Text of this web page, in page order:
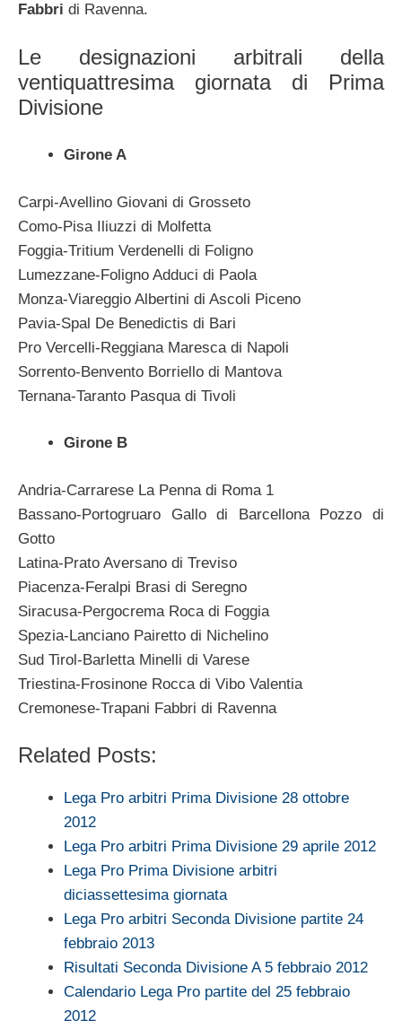
Fabbri di Ravenna.
Le designazioni arbitrali della
ventiquattresima giornata di Prima
Divisione
Girone A
Carpi-Avellino Giovani di Grosseto
Como-Pisa Iliuzzi di Molfetta
Foggia-Tritium Verdenelli di Foligno
Lumezzane-Foligno Adduci di Paola
Monza-Viareggio Albertini di Ascoli Piceno
Pavia-Spal De Benedictis di Bari
Pro Vercelli-Reggiana Maresca di Napoli
Sorrento-Benvento Borriello di Mantova
Ternana-Taranto Pasqua di Tivoli
Girone B
Andria-Carrarese La Penna di Roma 1
Bassano-Portogruaro Gallo di Barcellona Pozzo di
Gotto
Latina-Prato Aversano di Treviso
Piacenza-Feralpi Brasi di Seregno
Siracusa-Pergocrema Roca di Foggia
Spezia-Lanciano Pairetto di Nichelino
Sud Tirol-Barletta Minelli di Varese
Triestina-Frosinone Rocca di Vibo Valentia
Cremonese-Trapani Fabbri di Ravenna
Related Posts:
Lega Pro arbitri Prima Divisione 28 ottobre
2012
Lega Pro arbitri Prima Divisione 29 aprile 2012
Lega Pro Prima Divisione arbitri
diciassettesima giornata
Lega Pro arbitri Seconda Divisione partite 24
febbraio 2013
Risultati Seconda Divisione A 5 febbraio 2012
Calendario Lega Pro partite del 25 febbraio
2012